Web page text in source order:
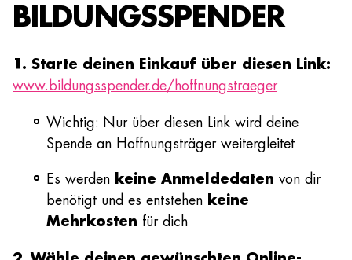
BILDUNGSSPENDER
1. Starte deinen Einkauf über diesen Link:
www.bildungsspender.de/hoffnungstraeger
Wichtig: Nur über diesen Link wird deine
Spende an Hoffnungsträger weitergleitet
Es werden keine Anmeldedaten von dir
benötigt und es entstehenkeine
Mehrkosten für dich